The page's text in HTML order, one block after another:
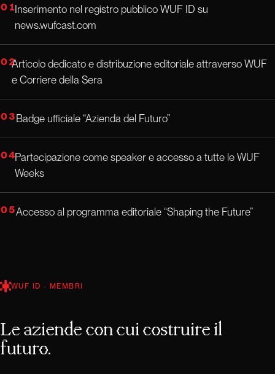
01Inserimento nel registro pubblico WUF ID su
news.wufcast.com
02Articolo dedicato e distribuzione editoriale attraverso WUF
e Corriere della Sera
03Badge ufficiale “Azienda del Futuro”
04Partecipazione come speaker e accesso a tutte le WUF
Weeks
05Accesso al programma editoriale “Shaping the Future”
WUF ID · MEMBRI
Le aziende con cui costruire il
futuro.